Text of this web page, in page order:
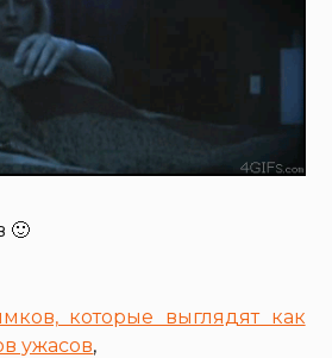
🙂
которые выглядят как
ужасов,